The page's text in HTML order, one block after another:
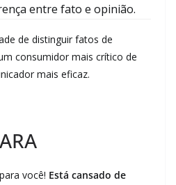
entre fato e opinião.
de distinguir fatos de
consumidor mais crítico de
mais eficaz.
você! Está cansado de